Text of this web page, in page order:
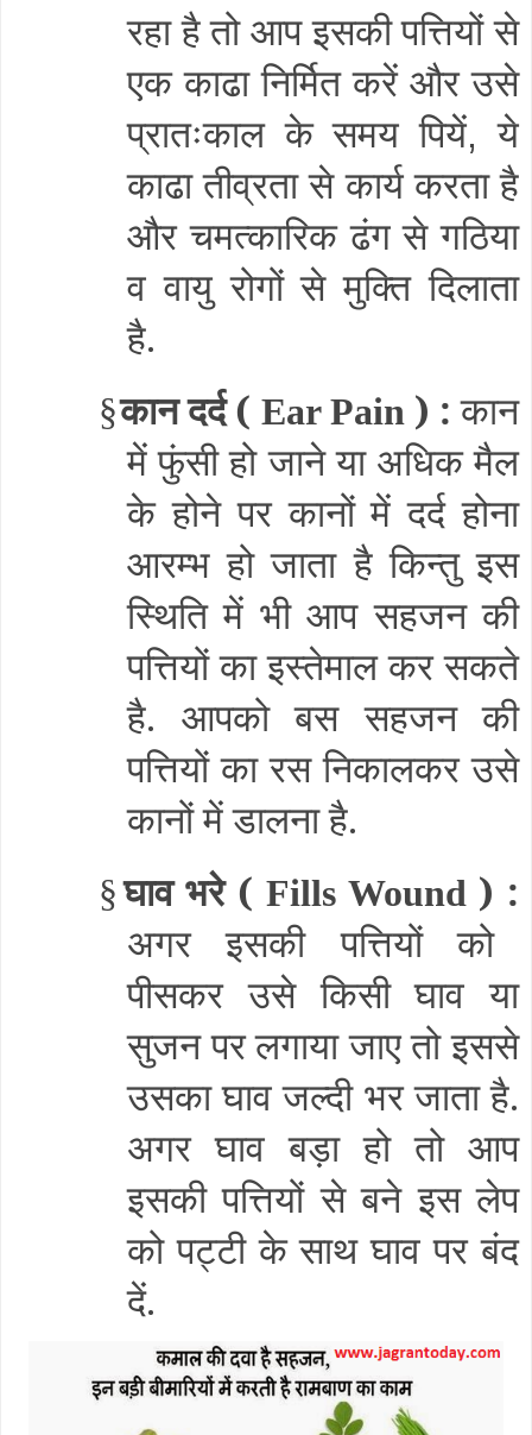
रहा है तो आप इसकी पत्तियों से
एक काढा निर्मित करें और उसे
प्रातःकाल के समय पियें,ये
काढा तीव्रता से कार्य करता है
और चमत्कारिक ढंग से गठिया
व वायु रोगों से मुक्ति दिलाता
है.
§कान दर्द ( Ear Pain ) : कान
में फुंसी हो जाने या अधिक मैल
के होने पर कानों में दर्द होना
आरम्भ हो जाता है किन्तु इस
स्थिति में भी आप सहजन की
पत्तियों का इस्तेमाल कर सकते
है. आपको बस सहजन की
पत्तियों का रस निकालकर उसे
कानों में डालना है.
§घाव भरे ( Fills Wound ) :
अगर इसकी पत्तियों को
पीसकर उसे किसी घाव या
सुजन पर लगाया जाए तो इससे
उसका घाव जल्दी भर जाता है.
अगर घाव बड़ा हो तो आप
इसकी पत्तियों से बने इस लेप
को पट्टी के साथ घाव पर बंद
दें.